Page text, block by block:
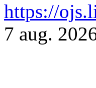
https://
7 aug.